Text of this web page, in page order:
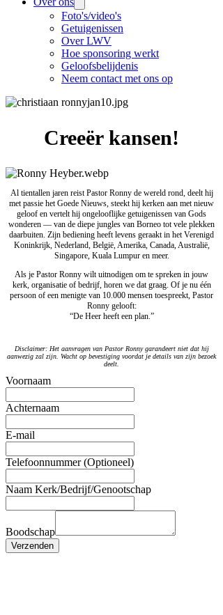
Foto's/video's
Getuigenissen
Over LWV
Hoe sponsoring werkt
Geloofsbelijdenis
Neem contact met ons op
Creeër kansen!
Al tientallen jaren reist Pastor Ronny de wereld rond, deelt hij
met passie het Goede Nieuws, steekt hij kerken aan met nieuw
geloof en vertelt hij ongelooflijke getuigenissen van Gods
wonderen — van de diepe jungles van Borneo tot vele plekken
daarbuiten. Zijn bediening heeft levens geraakt in het Verenigd
Koninkrijk, Nederland, België, Amerika, Canada, Australië,
Singapore, Kuala Lumpur en meer.
Als je Pastor Ronny wilt uitnodigen om te spreken in jouw
kerk, organisatie of bedrijf, horen we dat graag. Of je nu één
persoon of een menigte van 10.000 mensen toespreekt, Pastor
Ronny gelooft:
“De Heer heeft een plan.”
Disclaimer: Het aanvragen van Pastor Ronny garandeert niet dat hij
aanwezig zal zijn. Wacht op bevestiging voordat je details van zijn bezoek
deelt.
Voornaam
Achternaam
E-mail
Telefoonnummer (Optioneel)
Naam Kerk/Bedrijf/Genootschap
Boodschap
Verzenden